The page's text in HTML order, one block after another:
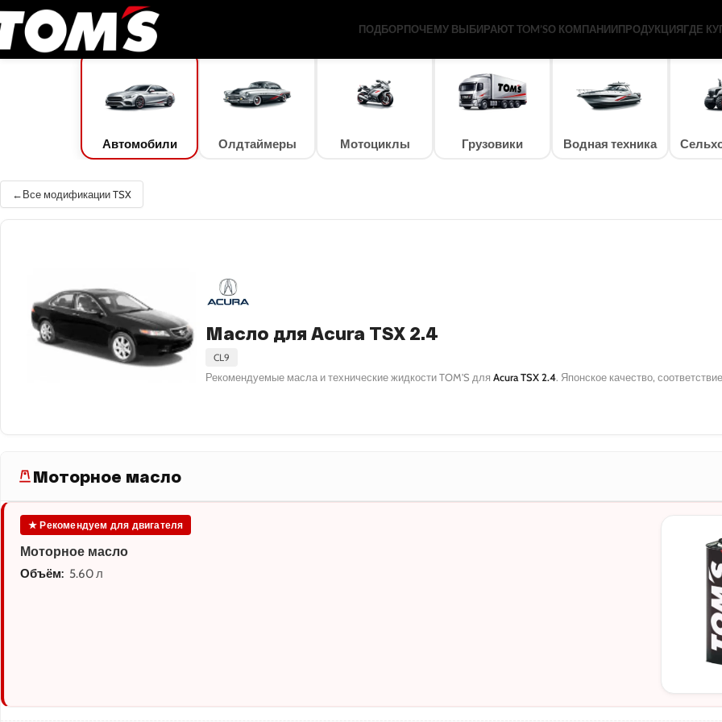
ПОДБОРПОЧЕМУ ВЫБИРАЮТ TOM’SО КОМПАНИИПРОДУКЦИЯ
5W-30 C3
5W-30 DL-1
0W-20 PAO
0W-20
0W-30 DL-1
ГДЕ
TOM'S Oil /Подбор масла /Автомобили
Автомобили Олдтаймеры Мотоциклы Грузовики Водная техника
Все модификации TSX
Масло для Acura TSX 2.4
CL9
Рекомендуемые масла и технические жидкости TOM'S для Acura TSX 2.4. Японское качество,
Моторное масло
★ Рекомендуем для двигателя
Моторное масло
Объём: 5.60 л